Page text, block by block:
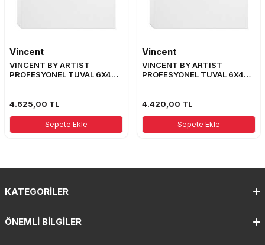
Vincent
VINCENT BY ARTIST
PROFESYONEL TUVAL 6X4
4.625,00 TL
Sepete Ekle
Vincent
VINCENT BY ARTIST
PROFESYONEL TUVAL 6X4
4.420,00 TL
Sepete Ekle
KATEGORILER
ÖNEMLI BILGILER